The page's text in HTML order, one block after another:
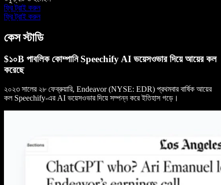
ফ্রি ট্রাই করুন
ফ্রি ট্রাই করুন
কেস স্টাডি
$১০B পাবলিক কোম্পানি Speechify AI ভয়েসওভার দিয়ে আয়ের কল
করেছে
২০২৩ সালের ২৮ ফেব্রুয়ারি, Endeavor (NYSE: EDR) প্রথমবার বার্ষিক আয়ের
কল Speechify-এর AI ভয়েসওভার দিয়ে সম্পন্ন করে ইতিহাস গড়ে।